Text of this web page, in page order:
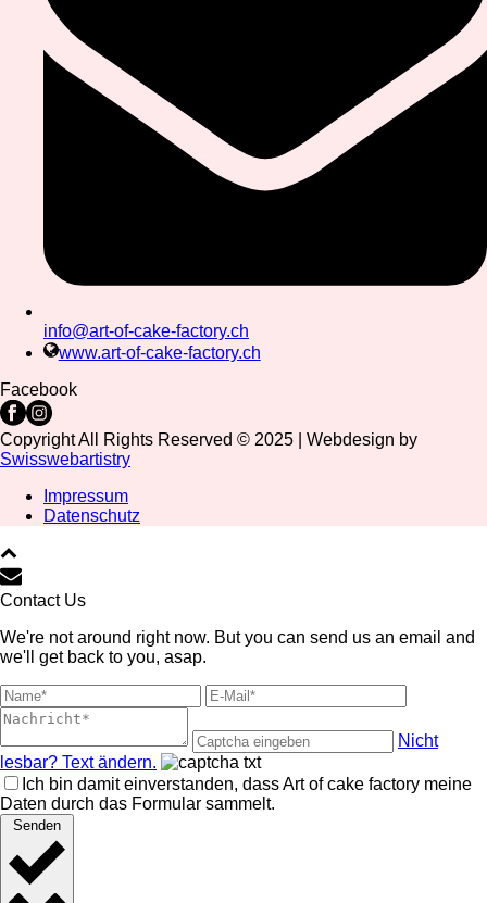
info@art-of-cake-factory.ch
www.art-of-cake-factory.ch
Facebook
Copyright All Rights Reserved © 2025 | Webdesign by
Swisswebartistry
Impressum
Datenschutz
Contact Us
We're not around right now. But you can send us an email and
we'll get back to you, asap.
Nicht
lesbar? Text ändern.
Ich bin damit einverstanden, dass Art of cake factory meine
Daten durch das Formular sammelt.
Senden